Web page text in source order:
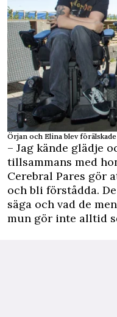
Örjan och Elina blev
– Jag kände glädje
tillsammans med
Cerebral Pares gör
och bli förstådda.
säga och vad de
mun gör inte alltid